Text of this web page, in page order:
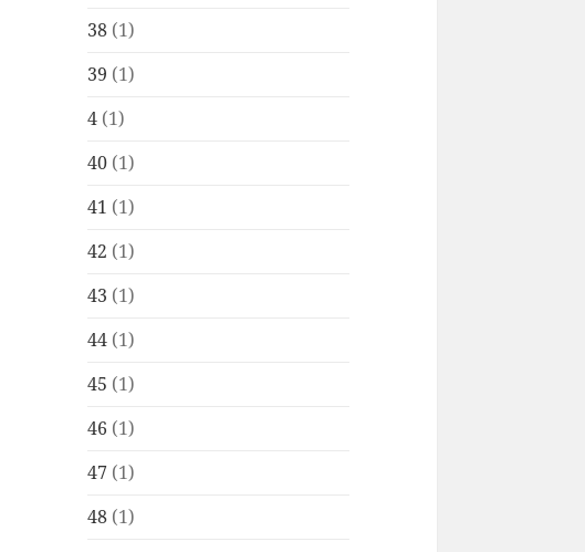
38 (1)
39 (1)
4 (1)
40 (1)
41 (1)
42 (1)
43 (1)
44 (1)
45 (1)
46 (1)
47 (1)
48 (1)